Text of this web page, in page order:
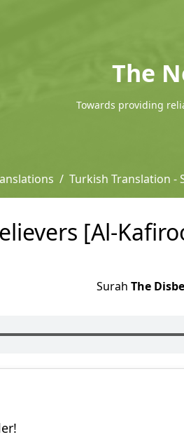
The
Towards providing
Turkish Translation -
[Al-
Surah The